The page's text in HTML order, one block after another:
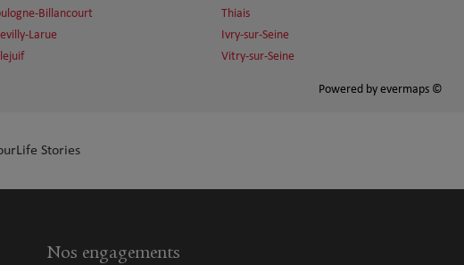
Billancourt
Larue
Thiais
Ivry-sur-Seine
Vitry-sur-Seine
Powered by evermaps ©
Stories
Nos engagements